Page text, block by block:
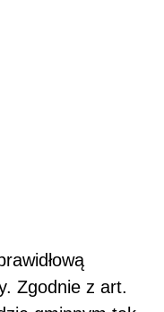
Zgodnie z art.